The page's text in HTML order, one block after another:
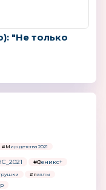
"Не только
#Мир детства 2021
#Феникс+
#пазлы